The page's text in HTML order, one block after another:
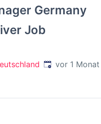
Germany
Job
Veröffentlicht:
vor 1 Monat